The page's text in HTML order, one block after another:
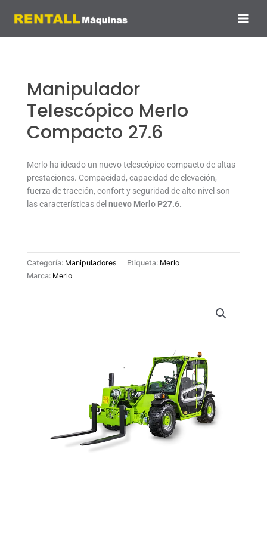
Manipulador
Telescópico Merlo
Compacto 27.6
Merlo ha ideado un nuevo telescópico compacto de altas
prestaciones. Compacidad, capacidad de elevación,
fuerza de tracción, confort y seguridad de alto nivel son
las características del nuevo Merlo P27.6.
Categoría: Manipuladores Etiqueta: Merlo
Marca: Merlo